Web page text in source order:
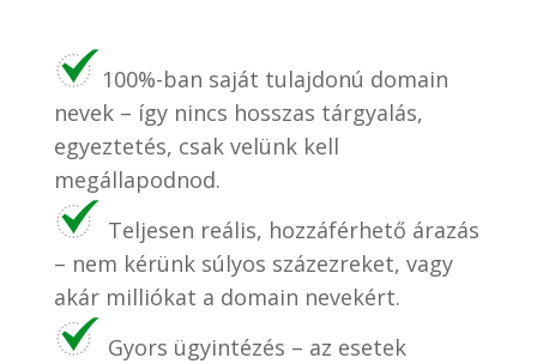
100%-ban saját tulajdonú domain
nevek – így nincs hosszas tárgyalás,
egyeztetés, csak velünk kell
megállapodnod.
Teljesen reális, hozzáférhető árazás
– nem kérünk súlyos százezreket, vagy
akár milliókat a domain nevekért.
Gyors ügyintézés – az esetek